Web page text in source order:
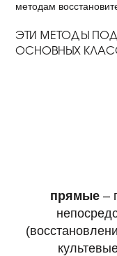
методам
ЭТИ МЕТОДЫ
ОСНОВНЫХ
прямые –